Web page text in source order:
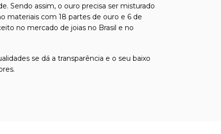
Sendo assim, o ouro precisa ser misturado
materiais com 18 partes de ouro e 6 de
no mercado de joias no Brasil e no
se dá a transparência e o seu baixo